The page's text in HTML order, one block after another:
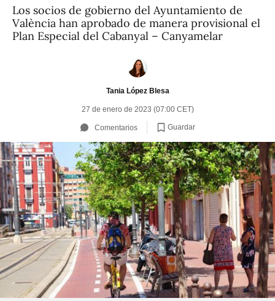
Los socios de gobierno del Ayuntamiento de
València han aprobado de manera provisional el
Plan Especial del Cabanyal – Canyamelar
Tania López Blesa
27 de enero de 2023 (07:00 CET)
Comentarios Guardar